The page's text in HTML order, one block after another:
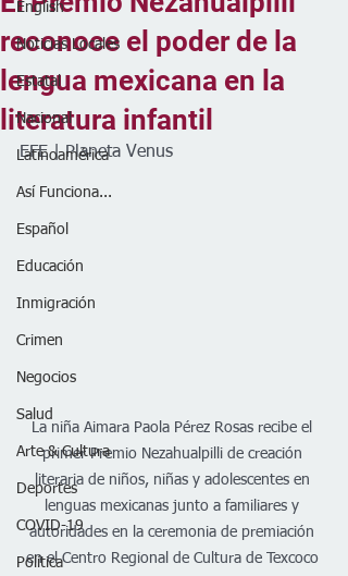
English
Noticias Locales
Estatal
Nacional
Latinoamérica
Así Funciona...
Español
Educación
Inmigración
Crimen
Negocios
Salud
Arte & Cultura
Deportes
COVID-19
Política
reconoce el poder de la
lengua mexicana en la
literatura infantil
EFE | Planeta Venus
La niña Aimara Paola Pérez Rosas recibe el
primer Premio Nezahualpilli de creación
literaria de niños, niñas y adolescentes en
lenguas mexicanas junto a familiares y
autoridades en la ceremonia de premiación
en el Centro Regional de Cultura de Texcoco